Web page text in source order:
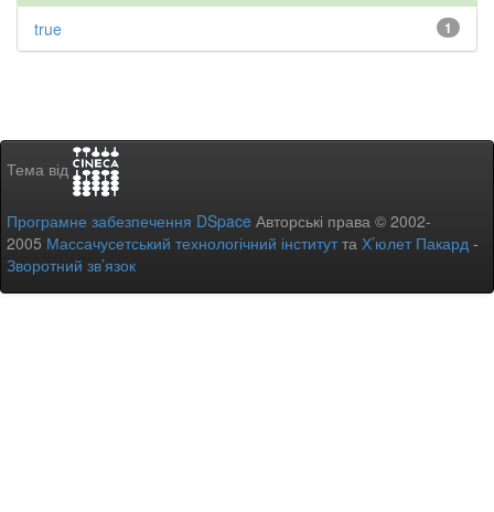
1
true
Тема від
Програмне забезпечення DSpace Авторські права © 2002-
2005 Массачусетський технологічний інститутта Х’юлет Пакард -
Зворотний зв’язок